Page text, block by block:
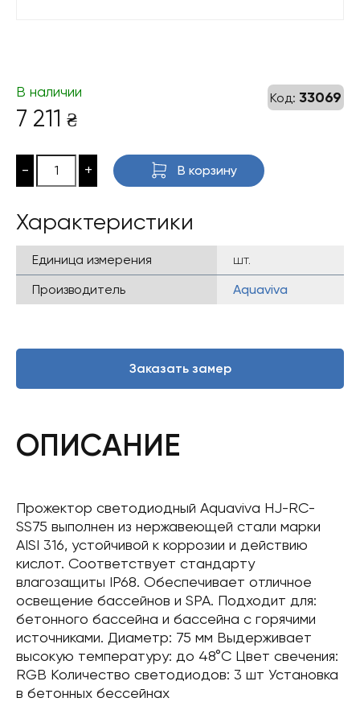
Код: 33069
В наличии
7 211 ₴
- + В корзину
Характеристики
Единица измерения
шт.
Производитель
Aquaviva
Заказать замер
ОПИСАНИЕ
Прожектор светодиодный Aquaviva HJ-RC-
SS75 выполнен из нержавеющей стали марки
AISI 316, устойчивой к коррозии и действию
кислот. Соответствует стандарту
влагозащиты IP68. Обеспечивает отличное
освещение бассейнов и SPA. Подходит для:
бетонного бассейна и бассейна с горячими
источниками. Диаметр: 75 мм Выдерживает
высокую температуру: до 48°C Цвет свечения:
RGB Количество светодиодов: 3 шт Установка
в бетонных бессейнах